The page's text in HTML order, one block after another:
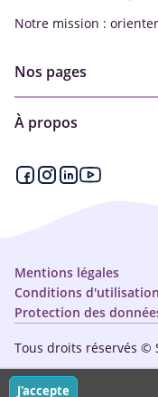
Notre mission :
Nos pages
Aides financières et
À propos
Qui sommes-nous ?
Tous droits réservés ©
Mentions légales
Conditions d'utilisation
Protection des
J'accepte